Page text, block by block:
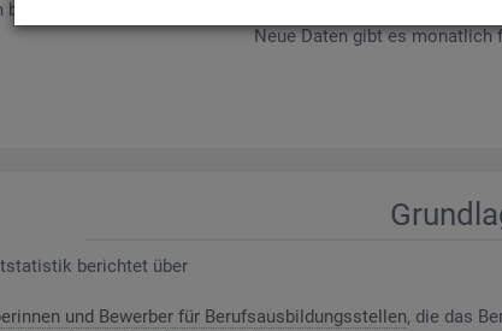
es ge­mel­de­te Be­wer­be­rin­nen und Be­wer­ber sowie
Neue Daten gibt es mo­nat­lich
be­rich­tet über
und Be­wer­ber für Be­rufs­aus­bil­dungs­stel­len, die das